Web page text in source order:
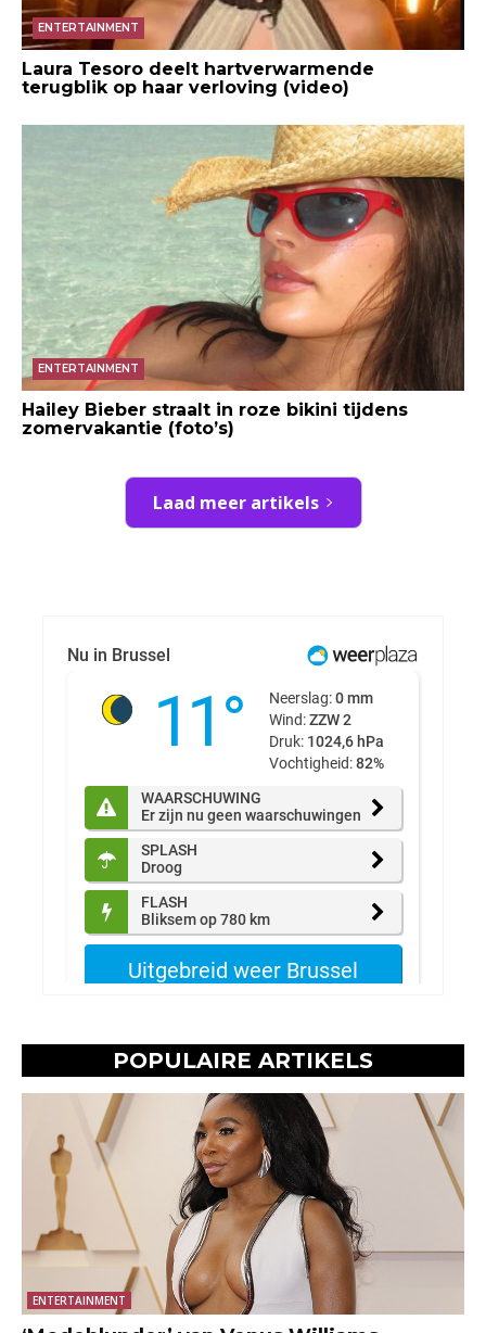
ENTERTAINMENT
Laura Tesoro deelt hartverwarmende
terugblik op haar verloving (video)
ENTERTAINMENT
Hailey Bieber straalt in roze bikini tijdens
zomervakantie (foto’s)
Laad meer artikels
POPULAIRE ARTIKELS
ENTERTAINMENT